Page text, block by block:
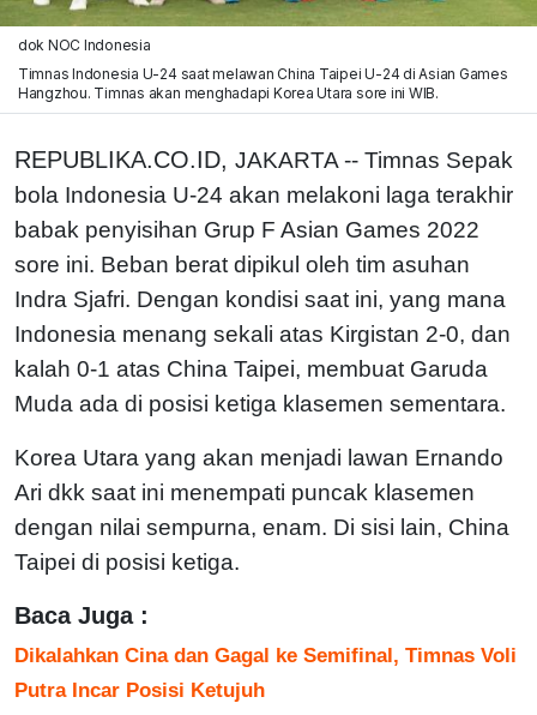
dok NOC Indonesia
Timnas Indonesia U-24 saat melawan China Taipei U-24 di Asian Games
Hangzhou. Timnas akan menghadapi Korea Utara sore ini WIB.
REPUBLIKA.CO.ID, JAKARTA -- Timnas Sepak
bola Indonesia U-24 akan melakoni laga terakhir
babak penyisihan Grup F Asian Games 2022
sore ini. Beban berat dipikul oleh tim asuhan
Indra Sjafri. Dengan kondisi saat ini, yang mana
Indonesia menang sekali atas Kirgistan 2-0, dan
kalah 0-1 atas China Taipei, membuat Garuda
Muda ada di posisi ketiga klasemen sementara.
Korea Utara yang akan menjadi lawan Ernando
Ari dkk saat ini menempati puncak klasemen
dengan nilai sempurna, enam. Di sisi lain, China
Taipei di posisi ketiga.
Baca Juga :
Dikalahkan Cina dan Gagal ke Semifinal, Timnas Voli
Putra Incar Posisi Ketujuh